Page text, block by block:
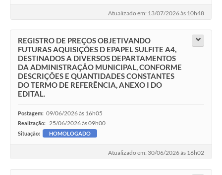
Atualizado em: 13/07/2026 às 10h48
REGISTRO DE PREÇOS OBJETIVANDO
FUTURAS AQUISIÇÕES D EPAPEL SULFITE A4,
DESTINADOS A DIVERSOS DEPARTAMENTOS
DA ADMINISTRAÇÃO MUNICIPAL, CONFORME
DESCRIÇÕES E QUANTIDADES CONSTANTES
DO TERMO DE REFERÊNCIA, ANEXO I DO
EDITAL.
Postagem: 09/06/2026 às 16h05
Realização: 25/06/2026 às 09h00
Situação: HOMOLOGADO
Atualizado em: 30/06/2026 às 16h02